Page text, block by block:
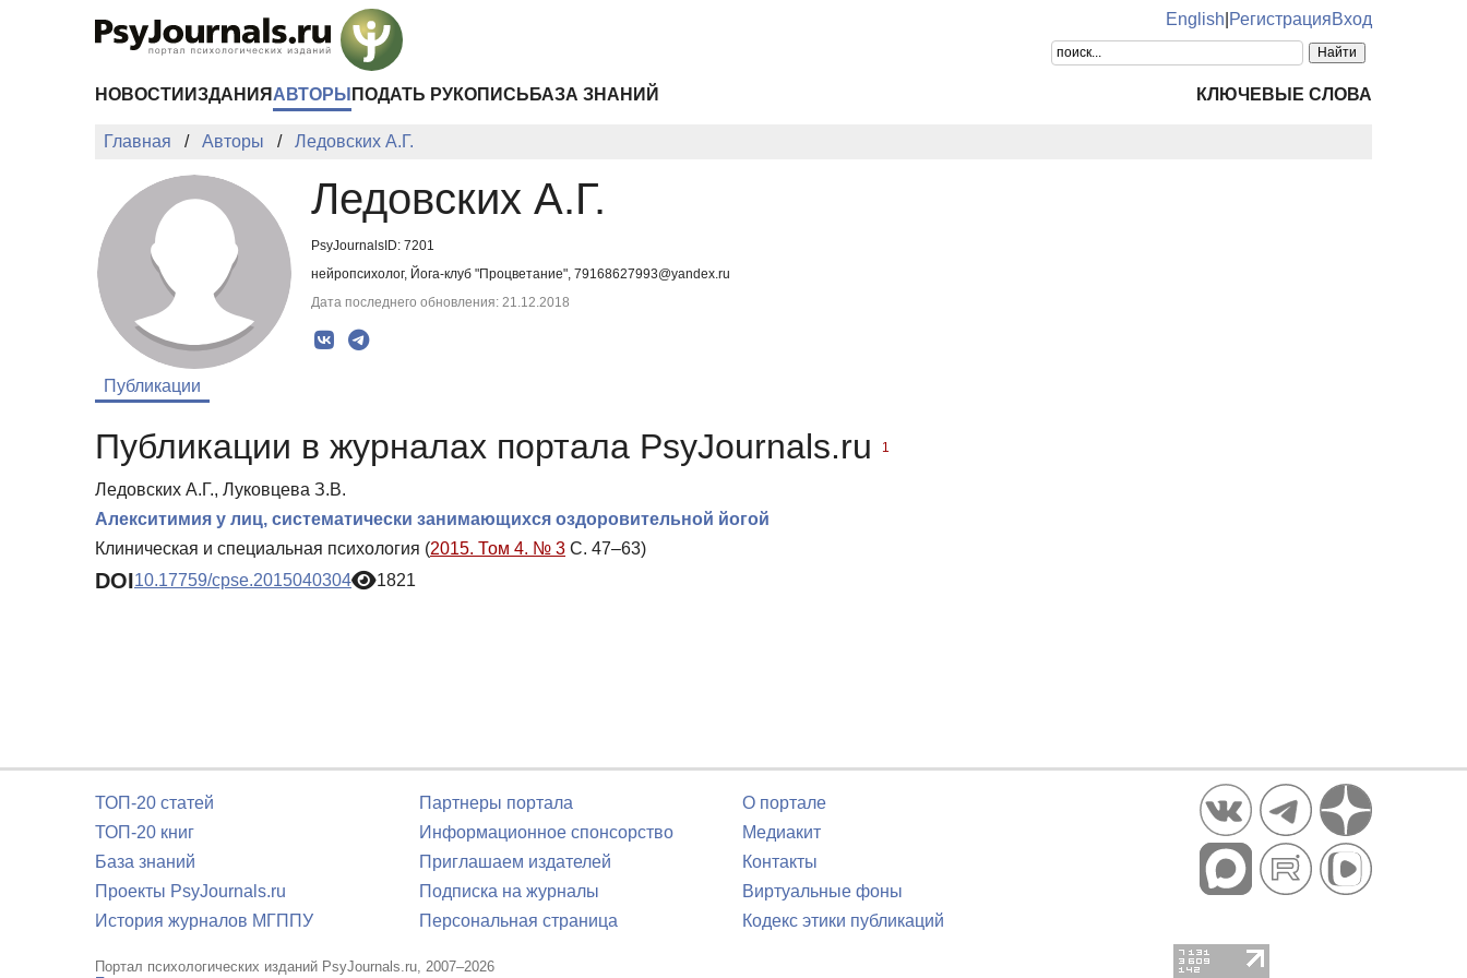
English РегистрацияВход
НОВОСТИ ИЗДАНИЯ АВТОРЫ ПОДАТЬ РУКОПИСЬ БАЗА ЗНАНИЙ КЛЮЧЕВЫЕ СЛОВА
Главная Авторы Ледовских А.Г.
Ледовских А.Г.
PsyJournalsID: 7201
нейропсихолог, Йога-клуб "Процветание", 79168627993@yandex.ru
Дата последнего обновления: 21.12.2018
Публикации
Публикации в журналах портала PsyJournals.ru 1
Ледовских А.Г., Луковцева З.В.
Алекситимия у лиц, систематически занимающихся оздоровительной йогой
Клиническая и специальная психология (2015. Том 4. № 3 С. 47–63)
DOI10.17759/cpse.2015040304 1821
ТОП-20 статей
ТОП-20 книг
База знаний
Проекты PsyJournals.ru
История журналов МГППУ
Партнеры портала
Информационное спонсорство
Приглашаем издателей
Подписка на журналы
Персональная страница
О портале
Медиакит
Контакты
Виртуальные фоны
Кодекс этики публикаций
Портал психологических изданий PsyJournals.ru, 2007–2026